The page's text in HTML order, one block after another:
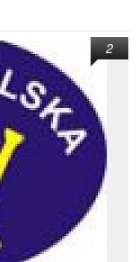
2